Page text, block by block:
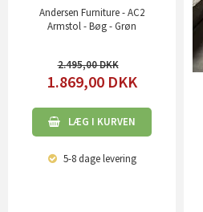
Andersen Furniture - AC2
Armstol - Bøg - Grøn
2.495,00
1.869,00 DKK
LÆG I KURVEN
5-8 dagelevering